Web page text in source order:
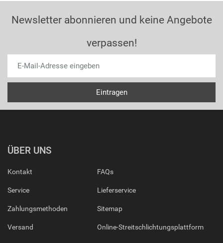
Newsletter abonnieren und keine Angebote
verpassen!
ÜBER UNS
Kontakt
Service
Zahlungsmethoden
Versand
FAQs
Lieferservice
Sitemap
Online-Streitschlichtungsplattform